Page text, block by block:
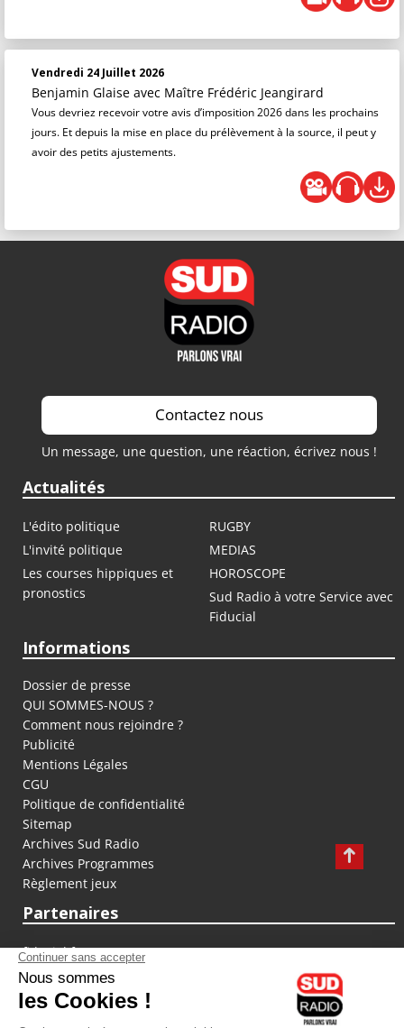
Vendredi 24 Juillet 2026
Benjamin Glaise avec Maître Frédéric Jeangirard
Vous devriez recevoir votre avis d’imposition 2026 dans les prochains
jours. Et depuis la mise en place du prélèvement à la source, il peut y
avoir des petits ajustements.
Contactez nous
Un message, une question, une réaction, écrivez nous !
Actualités
L'édito politique
RUGBY
L'invité politique
MEDIAS
Les courses hippiques et
pronostics
HOROSCOPE
Sud Radio à votre Service avec
Fiducial
Informations
Dossier de presse
QUI SOMMES-NOUS ?
Comment nous rejoindre ?
Publicité
Mentions Légales
CGU
Politique de confidentialité
Sitemap
Archives Sud Radio
Archives Programmes
Règlement jeux
Partenaires
fiducial.fr
lyoncapitale.fr
olympique-et-lyonnais.com